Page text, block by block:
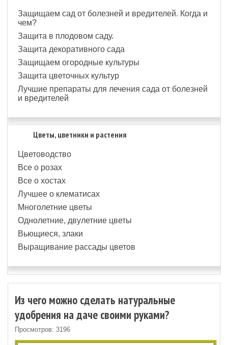
Защищаем сад от болезней и вредителей. Когда и
чем?
Защита в плодовом саду.
Защита декоративного сада
Защищаем огородные культуры
Защита цветочных культур
Лучшие препараты для лечения сада от болезней
и вредителей
Цветы, цветники и растения
Цветоводство
Все о розах
Все о хостах
Лучшее о клематисах
Многолетние цветы
Однолетние, двулетние цветы
Вьющиеся, злаки
Выращивание рассады цветов
Из чего можно сделать натуральные
удобрения на даче своими руками?
Просмотров: 3196